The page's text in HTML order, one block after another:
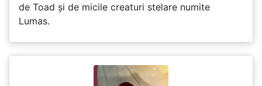
de Toad și de micile creaturi stelare numite
Lumas.